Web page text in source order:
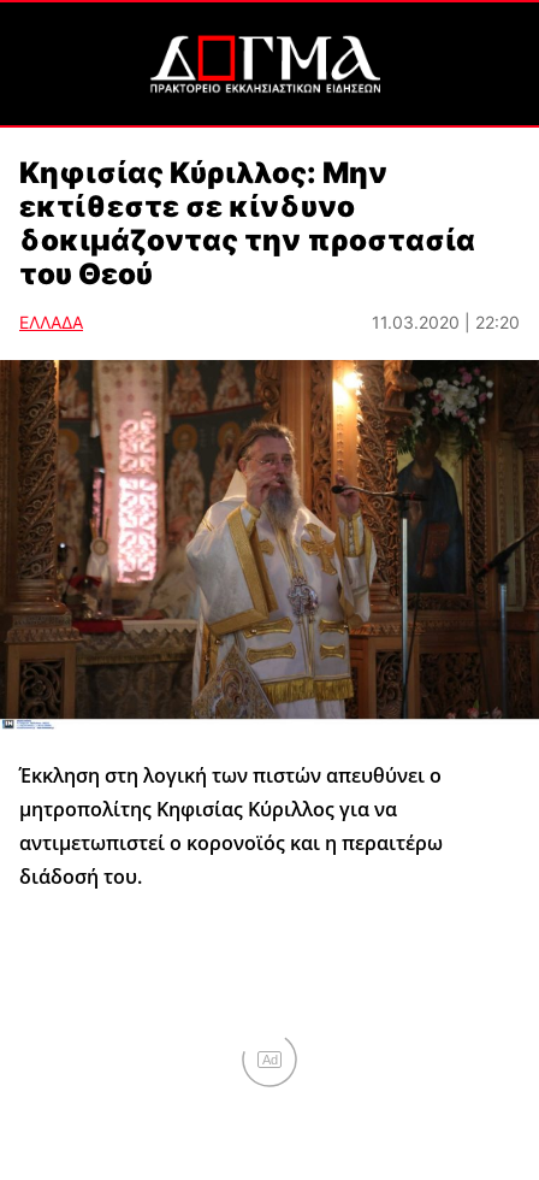
Κηφισίας Κύριλλος: Μην
εκτίθεστε σε κίνδυνο
δοκιμάζοντας την προστασία
του Θεού
ΕΛΛΑΔΑ 11.03.2020 | 22:20
Έκκληση στη λογική των πιστών απευθύνει ο
μητροπολίτης Κηφισίας Κύριλλος για να
αντιμετωπιστεί ο κορονοϊός και η περαιτέρω
διάδοσή του.
Ad